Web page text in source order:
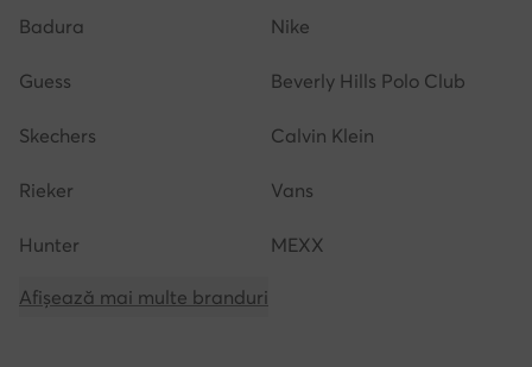
Badura Nike
Guess Beverly Hills Polo Club
Skechers Calvin Klein
Rieker Vans
Hunter MEXX
Afișează mai multe branduri